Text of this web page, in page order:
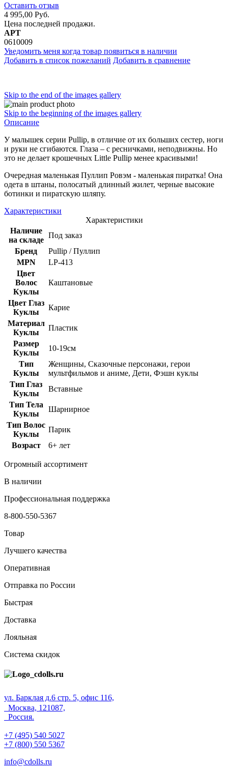
Оставить отзыв
4 995,00 Руб.
Цена последней продажи.
АРТ
0610009
Уведомить меня когда товар появиться в наличии
Добавить в список пожеланий Добавить в сравнение
Skip to the end of the images gallery
Skip to the beginning of the images gallery
Описание
У малышек серии Pullip, в отличие от их больших сестер, ноги
и руки не сгибаются. Глаза – с ресничками, неподвижны. Но
это не делает крошечных Little Pullip менее красивыми!
Очередная маленькая Пуллип Ровэм - маленькая пиратка! Она
одета в штаны, полосатый длинный жилет, черные высокие
ботинки и пиратскую шляпу.
Характеристики
Характеристики
Наличие
на складе
Под заказ
Бренд
Pullip / Пуллип
MPN
LP-413
Цвет
Волос
Куклы
Каштановые
Цвет Глаз
Куклы
Карие
Материал
Куклы
Пластик
Размер
Куклы
10-19см
Тип
Куклы
Женщины, Сказочные персонажи, герои
мультфильмов и аниме, Дети, Фэшн куклы
Тип Глаз
Куклы
Вставные
Тип Тела
Куклы
Шарнирное
Тип Волос
Куклы
Парик
Возраст
6+ лет
Огромный ассортимент
В наличии
Профессиональная поддержка
8-800-550-5367
Товар
Лучшего качества
Оперативная
Отправка по России
Быстрая
Доставка
Лояльная
Система скидок
ул. Барклая д.6 стр. 5, офис 116,
Москва, 121087,
Россия.
+7 (495) 540 5027
+7 (800) 550 5367
info@cdolls.ru